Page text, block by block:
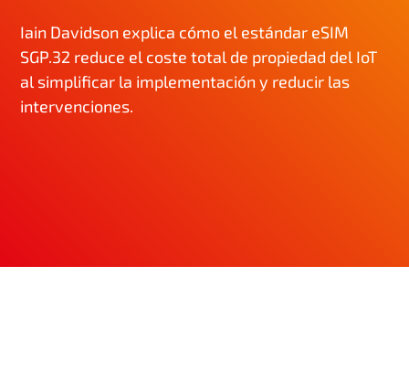
Iain Davidson explica cómo el estándar eSIM
SGP.32 reduce el coste total de propiedad del IoT
al simplificar la implementación y reducir las
intervenciones.